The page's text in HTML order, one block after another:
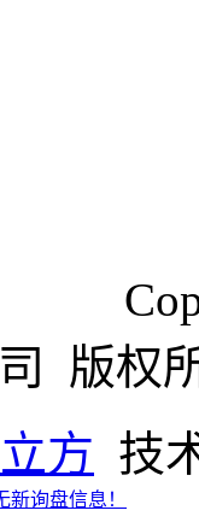
版权
方 技
新询盘信息！